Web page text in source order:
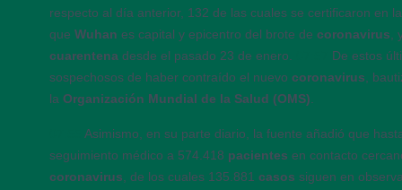
respecto al día anterior, 132 de las cuales se certificaron en
que Wuhan es capital y epicentro del brote de coronavirus,
cuarentena desde el pasado 23 de enero.
De estos
sospechosos de haber contraído el nuevo coronavirus,
la Organización Mundial de la Salud (OMS).
Asimismo, en su parte diario, la fuente añadió que
seguimiento médico a 574.418 pacientes en contacto
coronavirus, de los cuales 135.881 casos siguen en